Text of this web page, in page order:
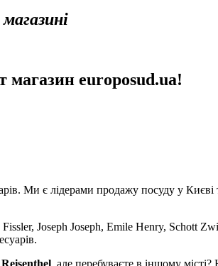
магазин europosud.ua!
Ми є лідерами продажу посуду у Києві
Joseph Joseph, Emile Henry, Schott
, але перебуваєте в іншому